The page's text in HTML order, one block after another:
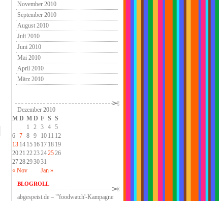
November 2010
September 2010
August 2010
Juli 2010
Juni 2010
Mai 2010
April 2010
März 2010
Dezember 2010
M D M D F S S
« Nov Jan »
1 2 3 4
5
6
7 8 9 10 11 12
13 14 15 16 17 18 19
2021 2223242526
2728293031
BLOGROLL
abgespeist.de – "'foodwatch'-Kampagne